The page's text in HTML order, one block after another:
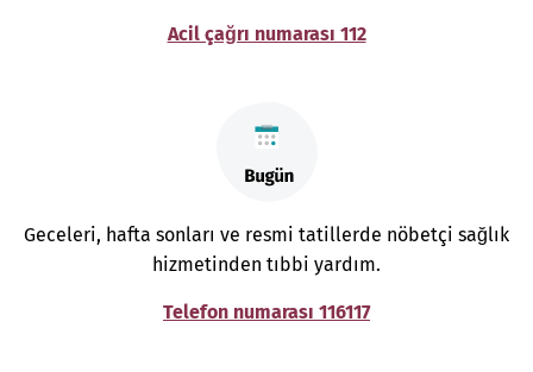
Acil çağrı numarası 112
Geceleri, hafta sonları ve resmi tatillerde nöbetçi sağlık
hizmetinden tıbbi yardım.
Telefon numarası 116117